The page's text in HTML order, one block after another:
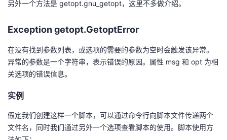
另外一个方法是 getopt.gnu_getopt，这里不多做介绍。
Exception getopt.GetoptError
在没有找到参数列表，或选项的需要的参数为空时会触发该异常。
异常的参数是一个字符串，表示错误的原因。属性 msg 和 opt 为相
关选项的错误信息。
实例
假定我们创建这样一个脚本，可以通过命令行向脚本文件传递两个
文件名，同时我们通过另外一个选项查看脚本的使用。脚本使用方